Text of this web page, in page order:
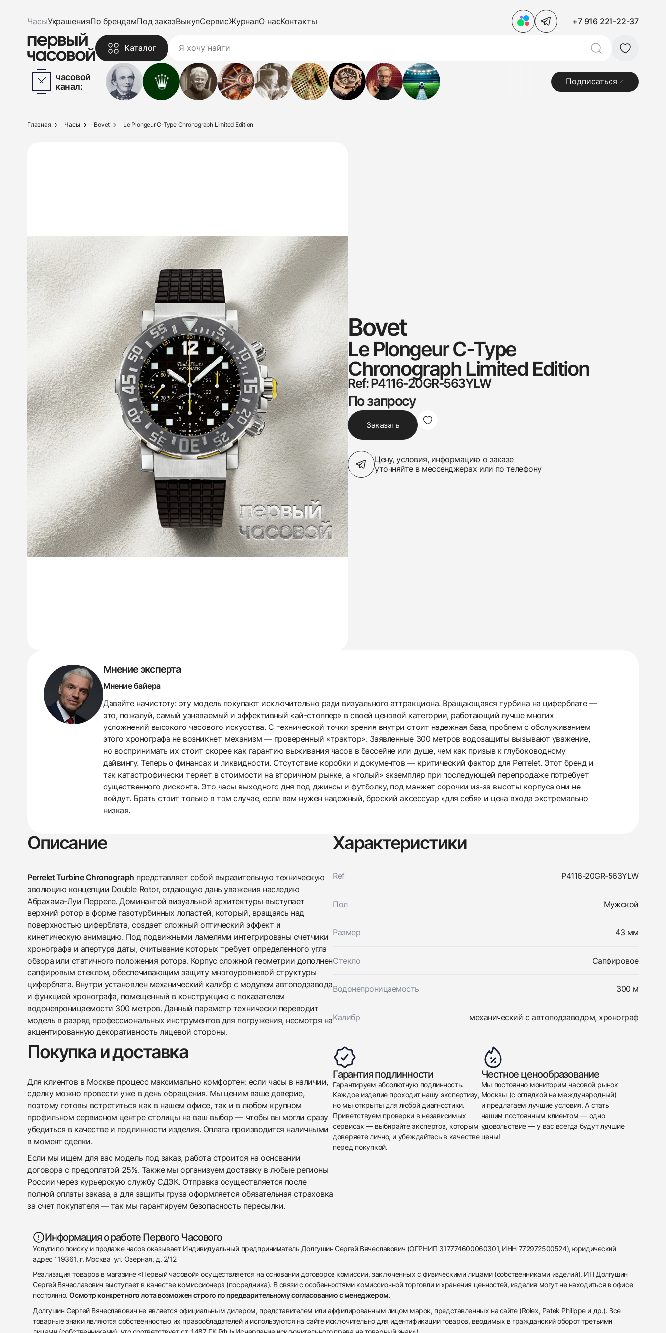
ЧасыУкрашенияПо брендамПод заказВыкупСервисЖурналО насКонтакты +7 916 221-22-37
Каталог
часовой
канал:
Подписаться
438
285
145
142
205
204
195
150
6
Главная Часы Bovet Le Plongeur C-Type Chronograph Limited Edition
Bovet
Le Plongeur C-Type
Chronograph Limited Edition
Ref: P4116-20GR-563YLW
По запросу
Заказать
Цену, условия, информацию о заказе
уточняйте в мессенджерах или по телефону
Мнение эксперта
Мнение байера
Давайте начистоту: эту модель покупают исключительно ради визуального аттракциона. Вращающаяся турбина на циферблате —
это, пожалуй, самый узнаваемый и эффективный «ай-стоппер» в своей ценовой категории, работающий лучше многих
усложнений высокого часового искусства. С технической точки зрения внутри стоит надежная база, проблем с обслуживанием
этого хронографа не возникнет, механизм — проверенный «трактор». Заявленные 300 метров водозащиты вызывают уважение,
но воспринимать их стоит скорее как гарантию выживания часов в бассейне или душе, чем как призыв к глубоководному
дайвингу. Теперь о финансах и ликвидности. Отсутствие коробки и документов — критический фактор для Perrelet. Этот бренд и
так катастрофически теряет в стоимости на вторичном рынке, а «голый» экземпляр при последующей перепродаже потребует
существенного дисконта. Это часы выходного дня под джинсы и футболку, под манжет сорочки из-за высоты корпуса они не
войдут. Брать стоит только в том случае, если вам нужен надежный, броский аксессуар «для себя» и цена входа экстремально
низкая.
Описание
Perrelet Turbine Chronograph представляет собой выразительную техническую
эволюцию концепции Double Rotor, отдающую дань уважения наследию
Абрахама-Луи Перреле. Доминантой визуальной архитектуры выступает
верхний ротор в форме газотурбинных лопастей, который, вращаясь над
поверхностью циферблата, создает сложный оптический эффект и
кинетическую анимацию. Под подвижными ламелями интегрированы счетчики
хронографа и апертура даты, считывание которых требует определенного угла
обзора или статичного положения ротора. Корпус сложной геометрии дополнен
сапфировым стеклом, обеспечивающим защиту многоуровневой структуры
циферблата. Внутри установлен механический калибр с модулем автоподзавода
и функцией хронографа, помещенный в конструкцию с показателем
водонепроницаемости 300 метров. Данный параметр технически переводит
модель в разряд профессиональных инструментов для погружения, несмотря на
акцентированную декоративность лицевой стороны.
Характеристики
Ref P4116-20GR-563YLW
Пол Мужской
Размер 43 мм
Стекло Сапфировое
Водонепроницаемость 300 м
Калибр механический с автоподзаводом, хронограф
Покупка и доставка
Для клиентов в Москве процесс максимально комфортен: если часы в наличии,
сделку можно провести уже в день обращения. Мы ценим ваше доверие,
поэтому готовы встретиться как в нашем офисе, так и в любом крупном
профильном сервисном центре столицы на ваш выбор — чтобы вы могли сразу
убедиться в качестве и подлинности изделия. Оплата производится наличными
в момент сделки.
Если мы ищем для вас модель под заказ, работа строится на основании
договора с предоплатой 25%. Также мы организуем доставку в любые регионы
России через курьерскую службу СДЭК. Отправка осуществляется после
полной оплаты заказа, а для защиты груза оформляется обязательная страховка
за счет покупателя — так мы гарантируем безопасность пересылки.
Гарантия подлинности
Гарантируем абсолютную подлинность.
Каждое изделие проходит нашу экспертизу,
но мы открыты для любой диагностики.
Приветствуем проверки в независимых
сервисах — выбирайте экспертов, которым
доверяете лично, и убеждайтесь в качестве
перед покупкой.
Честное ценообразование
Мы постоянно мониторим часовой рынок
Москвы (с оглядкой на международный)
и предлагаем лучшие условия. А стать
нашим постоянным клиентом — одно
удовольствие — у вас всегда будут лучшие
цены!
Информация о работе Первого Часового
Услуги по поиску и продаже часов оказывает Индивидуальный предприниматель Долгушин Сергей Вячеславович (ОГРНИП 317774600060301, ИНН 772972500524), юридический
адрес 119361, г. Москва, ул. Озерная, д. 2/12
Реализация товаров в магазине «Первый часовой» осуществляется на основании договоров комиссии, заключенных с физическими лицами (собственниками изделий). ИП Долгушин
Сергей Вячеславович выступает в качестве комиссионера (посредника). В связи с особенностями комиссионной торговли и хранения ценностей, изделия могут не находиться в офисе
постоянно.Осмотр конкретного лота возможен строго по предварительному согласованию с менеджером.
Долгушин Сергей Вячеславович не является официальным дилером, представителем или аффилированным лицом марок, представленных на сайте (Rolex, Patek Philippe и др.). Все
товарные знаки являются собственностью их правообладателей и используются на сайте исключительно для идентификации товаров, вводимых в гражданский оборот третьими
лицами (собственниками), что соответствует ст. 1487 ГК РФ («Исчерпание исключительного права на товарный знак»).
Заказать эти часы
вами
Le Plongeur C-Type Chronograph Limited
Edition
Хорошее
$4,150
Оставьте ваши контактные данные и мы свяжемся с
Le Plongeur C-Type Chronograph Limited
Edition
Хорошее
$4,150
Приложите фото ваших часов…